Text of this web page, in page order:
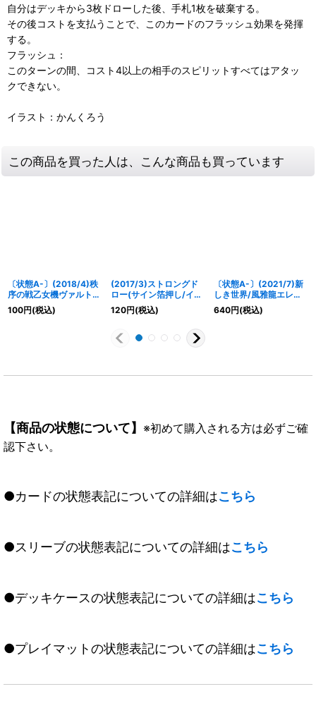
自分はデッキから3枚ドローした後、手札1枚を破棄する。
その後コストを支払うことで、このカードのフラッシュ効果を発揮
する。
フラッシュ：
このターンの間、コスト4以上の相手のスピリットすべてはアタッ
クできない。
イラスト：かんくろう
この商品を買った人は、こんな商品も買っています
〔状態A-〕(2018/4)秩
序の戦乙女機ヴァルトラ
ウテ【R】{BS43-036}
《白》
100円(税込)
(2017/3)ストロングド
ロー(サイン箔押し/イヌ
イ将軍イラスト)【U】
{SD02-017}《青》
120円(税込)
〔状態A-〕(2021/7)新
しき世界/風雅龍エレ
ア・ラグーン(WINNER)
【-】{SD55-011}
640円(税込)
【商品の状態について】 ※初めて購入される方は必ずご確
認下さい。
●カードの状態表記についての詳細はこちら
●スリーブの状態表記についての詳細はこちら
●デッキケースの状態表記についての詳細はこちら
●プレイマットの状態表記についての詳細はこちら